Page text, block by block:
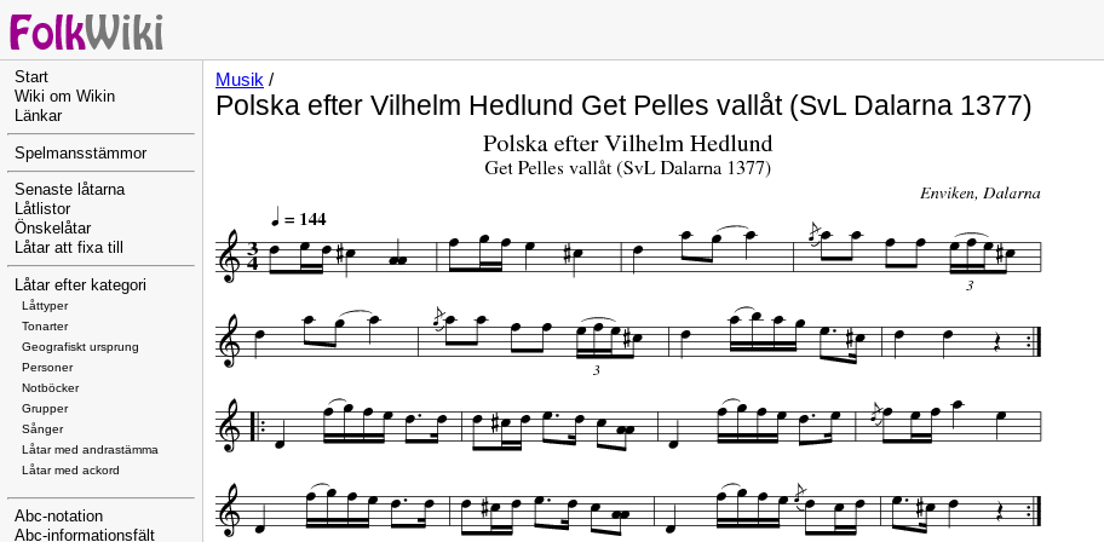
Start
Wiki om Wikin
Länkar
Spelmansstämmor
Senaste låtarna
Låtlistor
Önskelåtar
Låtar att fixa till
Låtar efter kategori
Låttyper
Tonarter
Geografiskt ursprung
Personer
Notböcker
Grupper
Sånger
Låtar med andrastämma
Låtar med ackord
Abc-notation
Abc-informationsfält
Musik /
Polska efter Vilhelm Hedlund Get Pelles vallåt (SvL Dalarna 1377)